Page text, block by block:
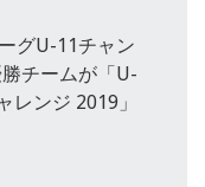
グU-11チャン
チームが「U-
レンジ 2019」